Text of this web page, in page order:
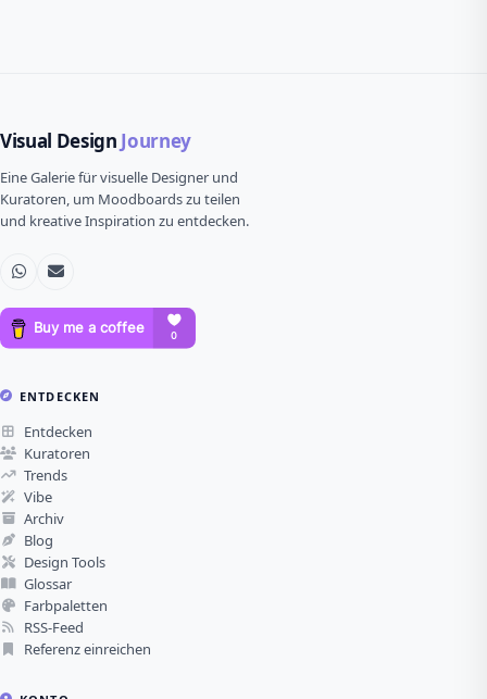
Visual Design Journey
Eine Galerie für visuelle Designer und
Kuratoren, um Moodboards zu teilen
und kreative Inspiration zu entdecken.
ENTDECKEN
Entdecken
Kuratoren
Trends
Vibe
Archiv
Blog
Design Tools
Glossar
Farbpaletten
RSS-Feed
Referenz einreichen